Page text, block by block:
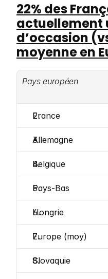
22% des
actuellement
d’occasion
moyenne en
Pays européen
France
Allemagne
Belgique
Pays-Bas
Hongrie
Europe (moy)
Slovaquie